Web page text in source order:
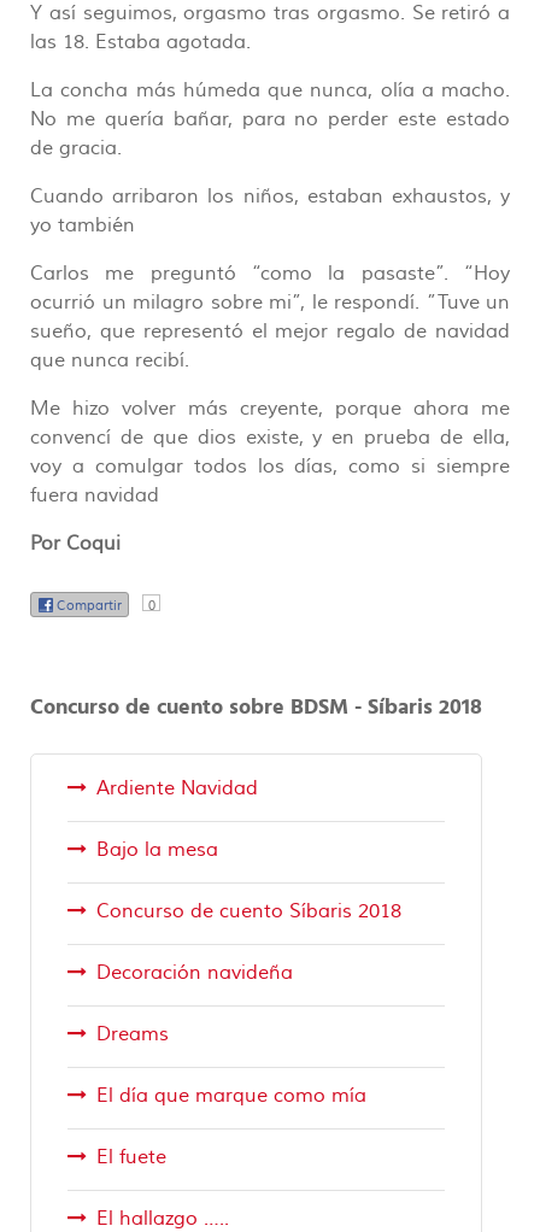
Y así seguimos, orgasmo tras orgasmo. Se retiró a
las 18. Estaba agotada.
La concha más húmeda que nunca, olía a macho.
No me quería bañar, para no perder este estado
de gracia.
Cuando arribaron los niños, estaban exhaustos, y
yo también
Carlos me preguntó “como la pasaste”. “Hoy
ocurrió un milagro sobre mi”, le respondí. ”Tuve un
sueño, que representó el mejor regalo de navidad
que nunca recibí.
Me hizo volver más creyente, porque ahora me
convencí de que dios existe, y en prueba de ella,
voy a comulgar todos los días, como si siempre
fuera navidad
Por Coqui
Compartir 0
Concurso de cuento sobre BDSM - Síbaris 2018
Ardiente Navidad
Bajo la mesa
Concurso de cuento Síbaris 2018
Decoración navideña
Dreams
El día que marque como mía
El fuete
El hallazgo …..